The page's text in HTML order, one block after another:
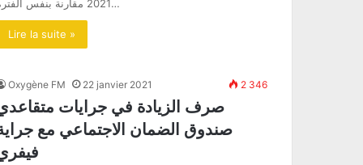
2021 مقارنة بنفس الفترة…
Lire la suite »
Oxygène FM 22 janvier 2021 2 346
صرف الزيادة في جرايات
صندوق الضمان الاجتماعي مع